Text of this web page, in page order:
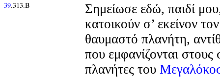
39.313.Β
Σημείωσε εδώ, παιδί
κατοικούν σ’ εκείνον
θαυμαστό πλανήτη,
που εμφανίζονται στους
πλανήτες του